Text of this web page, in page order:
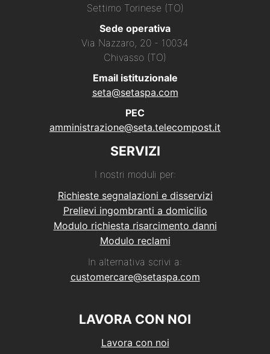
Settimo Torinese (TO)
Sede operativa
Via Nazzaro, 20 - 10034
Chivasso (TO)
Email istituzionale
seta@setaspa.com
PEC
amministrazione@seta.telecompost.it
SERVIZI
I nostri moduli per:
Richieste segnalazioni e disservizi
Prelievi ingombranti a domicilio
Modulo richiesta risarcimento danni
Modulo reclami
In alternativa scrivi a:
customercare@setaspa.com
LAVORA CON NOI
Lavora con noi